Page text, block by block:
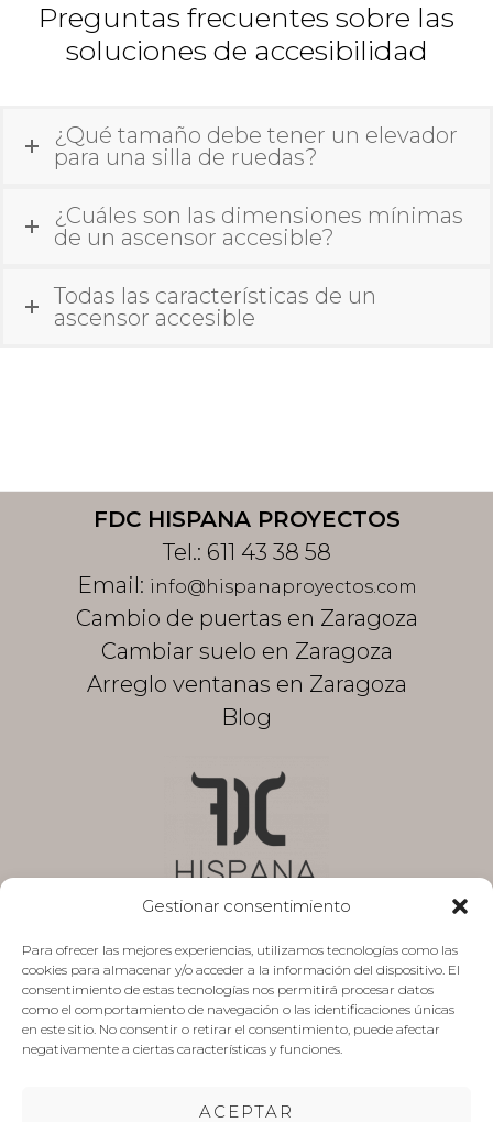
Gestionar consentimiento
Para ofrecer las mejores experiencias, utilizamos tecnologías como las
cookies para almacenar y/o acceder a la información del dispositivo. El
consentimiento de estas tecnologías nos permitirá procesar datos
como el comportamiento de navegación o las identificaciones únicas
en este sitio. No consentir o retirar el consentimiento, puede afectar
negativamente a ciertas características y funciones.
ACEPTAR
Preguntas frecuentes sobre las
soluciones de accesibilidad
¿Qué tamaño debe tener un elevador
para una silla de ruedas?
¿Cuáles son las dimensiones mínimas
de un ascensor accesible?
Todas las características de un
ascensor accesible
FDC HISPANA PROYECTOS
Tel.: 611 43 38 58
Email: info@hispanaproyectos.com
Cambio de puertas en Zaragoza
Cambiar suelo en Zaragoza
Arreglo ventanas en Zaragoza
Blog
Aviso legal
Política de privacidad
Presupuesto sin compromiso